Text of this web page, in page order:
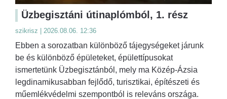
Üzbegisztáni útinaplómból, 1. rész
szikrisz | 2026.08.06. 12:36
Ebben a sorozatban különböző tájegységeket járunk
be és különböző épületeket, épülettípusokat
ismertetünk Üzbegisztánból, mely ma Közép-Ázsia
legdinamikusabban fejlődő, turisztikai, építészeti és
műemlékvédelmi szempontból is releváns országa.